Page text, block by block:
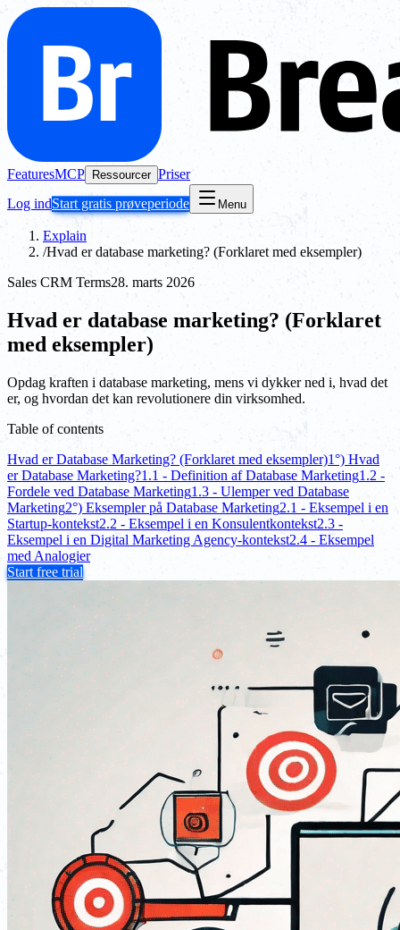
FeaturesMCP Ressourcer Priser
Log indStart gratis prøveperiode Menu
Explain
/Hvad er database marketing? (Forklaret med eksempler)
Sales CRM Terms28. marts 2026
Hvad er database marketing? (Forklaret
med eksempler)
Opdag kraften i database marketing, mens vi dykker ned i, hvad det
er, og hvordan det kan revolutionere din virksomhed.
Table of contents
Hvad er Database Marketing? (Forklaret med eksempler)1°) Hvad
er Database Marketing?1.1 - Definition af Database Marketing1.2 -
Fordele ved Database Marketing1.3 - Ulemper ved Database
Marketing2°) Eksempler på Database Marketing2.1 - Eksempel i en
Startup-kontekst2.2 - Eksempel i en Konsulentkontekst2.3 -
Eksempel i en Digital Marketing Agency-kontekst2.4 - Eksempel
med Analogier
Start free trial